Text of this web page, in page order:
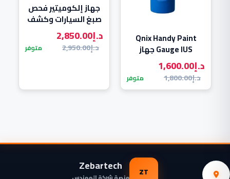
Qnix Handy Paint
Gauge IUS جهاز
هاندي كيونكس
فحص الصبغ العشري
د.إ1,600.00
د.إ1,800.00 متوفر
جهاز إلكوميتير فحص
صبغ السيارات وكشف
السمكرة Elcometer
311 د.إ2,850.00
د.إ2,950.00 متوفر
ZT
Zebartech